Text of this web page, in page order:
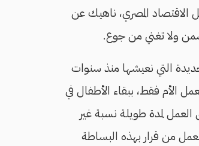
الاقتصاد المصري، ناهيك عن
ولا تغني من جوع.
التي نعيشها منذ سنوات
الأم فقط، ببقاء الأطفال في
لمدة طويلة نسبة غير
من قرار بهذه البساطة